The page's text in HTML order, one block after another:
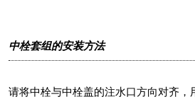
中栓套组的安装方法
请将中栓与中栓盖的注水口方向对齐，